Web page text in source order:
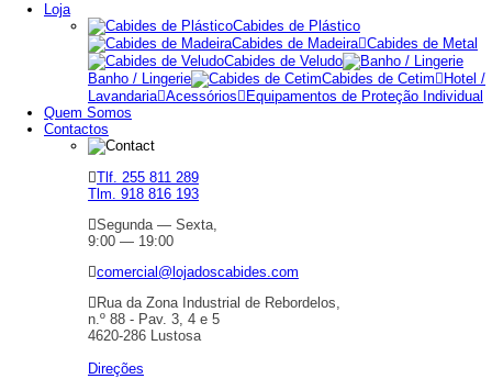
Loja
Cabides de Plástico
Cabides de Madeira Cabides de Metal
Cabides de Veludo
Banho / Lingerie
Cabides de Cetim
Hotel /
Lavandaria Acessórios
Equipamentos de Proteção Individual
Quem Somos
Contactos
Tlf. 255 811 289
Tlm. 918 816 193
Segunda — Sexta,
9:00 — 19:00
comercial@lojadoscabides.com
Rua da Zona Industrial de Rebordelos,
n.º 88 - Pav. 3, 4 e 5
4620-286 Lustosa
Direções